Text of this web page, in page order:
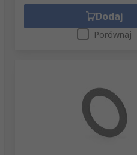
Dodaj
Porównaj